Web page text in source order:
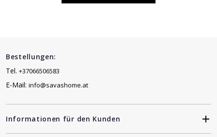
Bestellungen:
Tel. +37066506583
E-Mail: info@savashome.at
Informationen für den Kunden